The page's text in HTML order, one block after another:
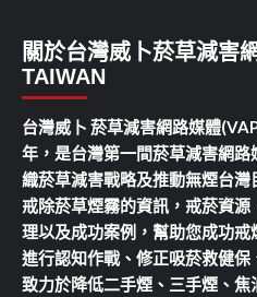
關於台灣威卜菸草減害
TAIWAN
台灣威卜 菸草減害網路媒體
年，是台灣第一間菸草減害網
織菸草減害戰略及推動無煙台
戒除菸草煙霧的資訊，戒菸資
理以及成功案例，幫助您成功
進行認知作戰、修正吸菸救健保
致力於降低二手煙、三手煙、焦